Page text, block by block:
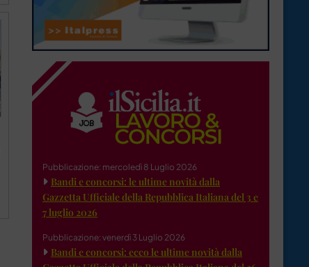
Pubblicazione: mercoledì 8 Luglio 2026
Bandi e concorsi: le ultime novità dalla
Gazzetta Ufficiale della Repubblica Italiana del 3 e
7 luglio 2026
Pubblicazione: venerdì 3 Luglio 2026
Bandi e concorsi: ecco le ultime novità dalla